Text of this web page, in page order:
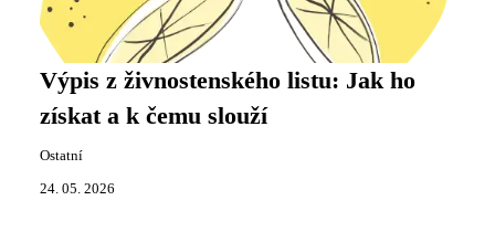
Výpis z živnostenského listu: Jak ho
získat a k čemu slouží
Ostatní
24. 05. 2026